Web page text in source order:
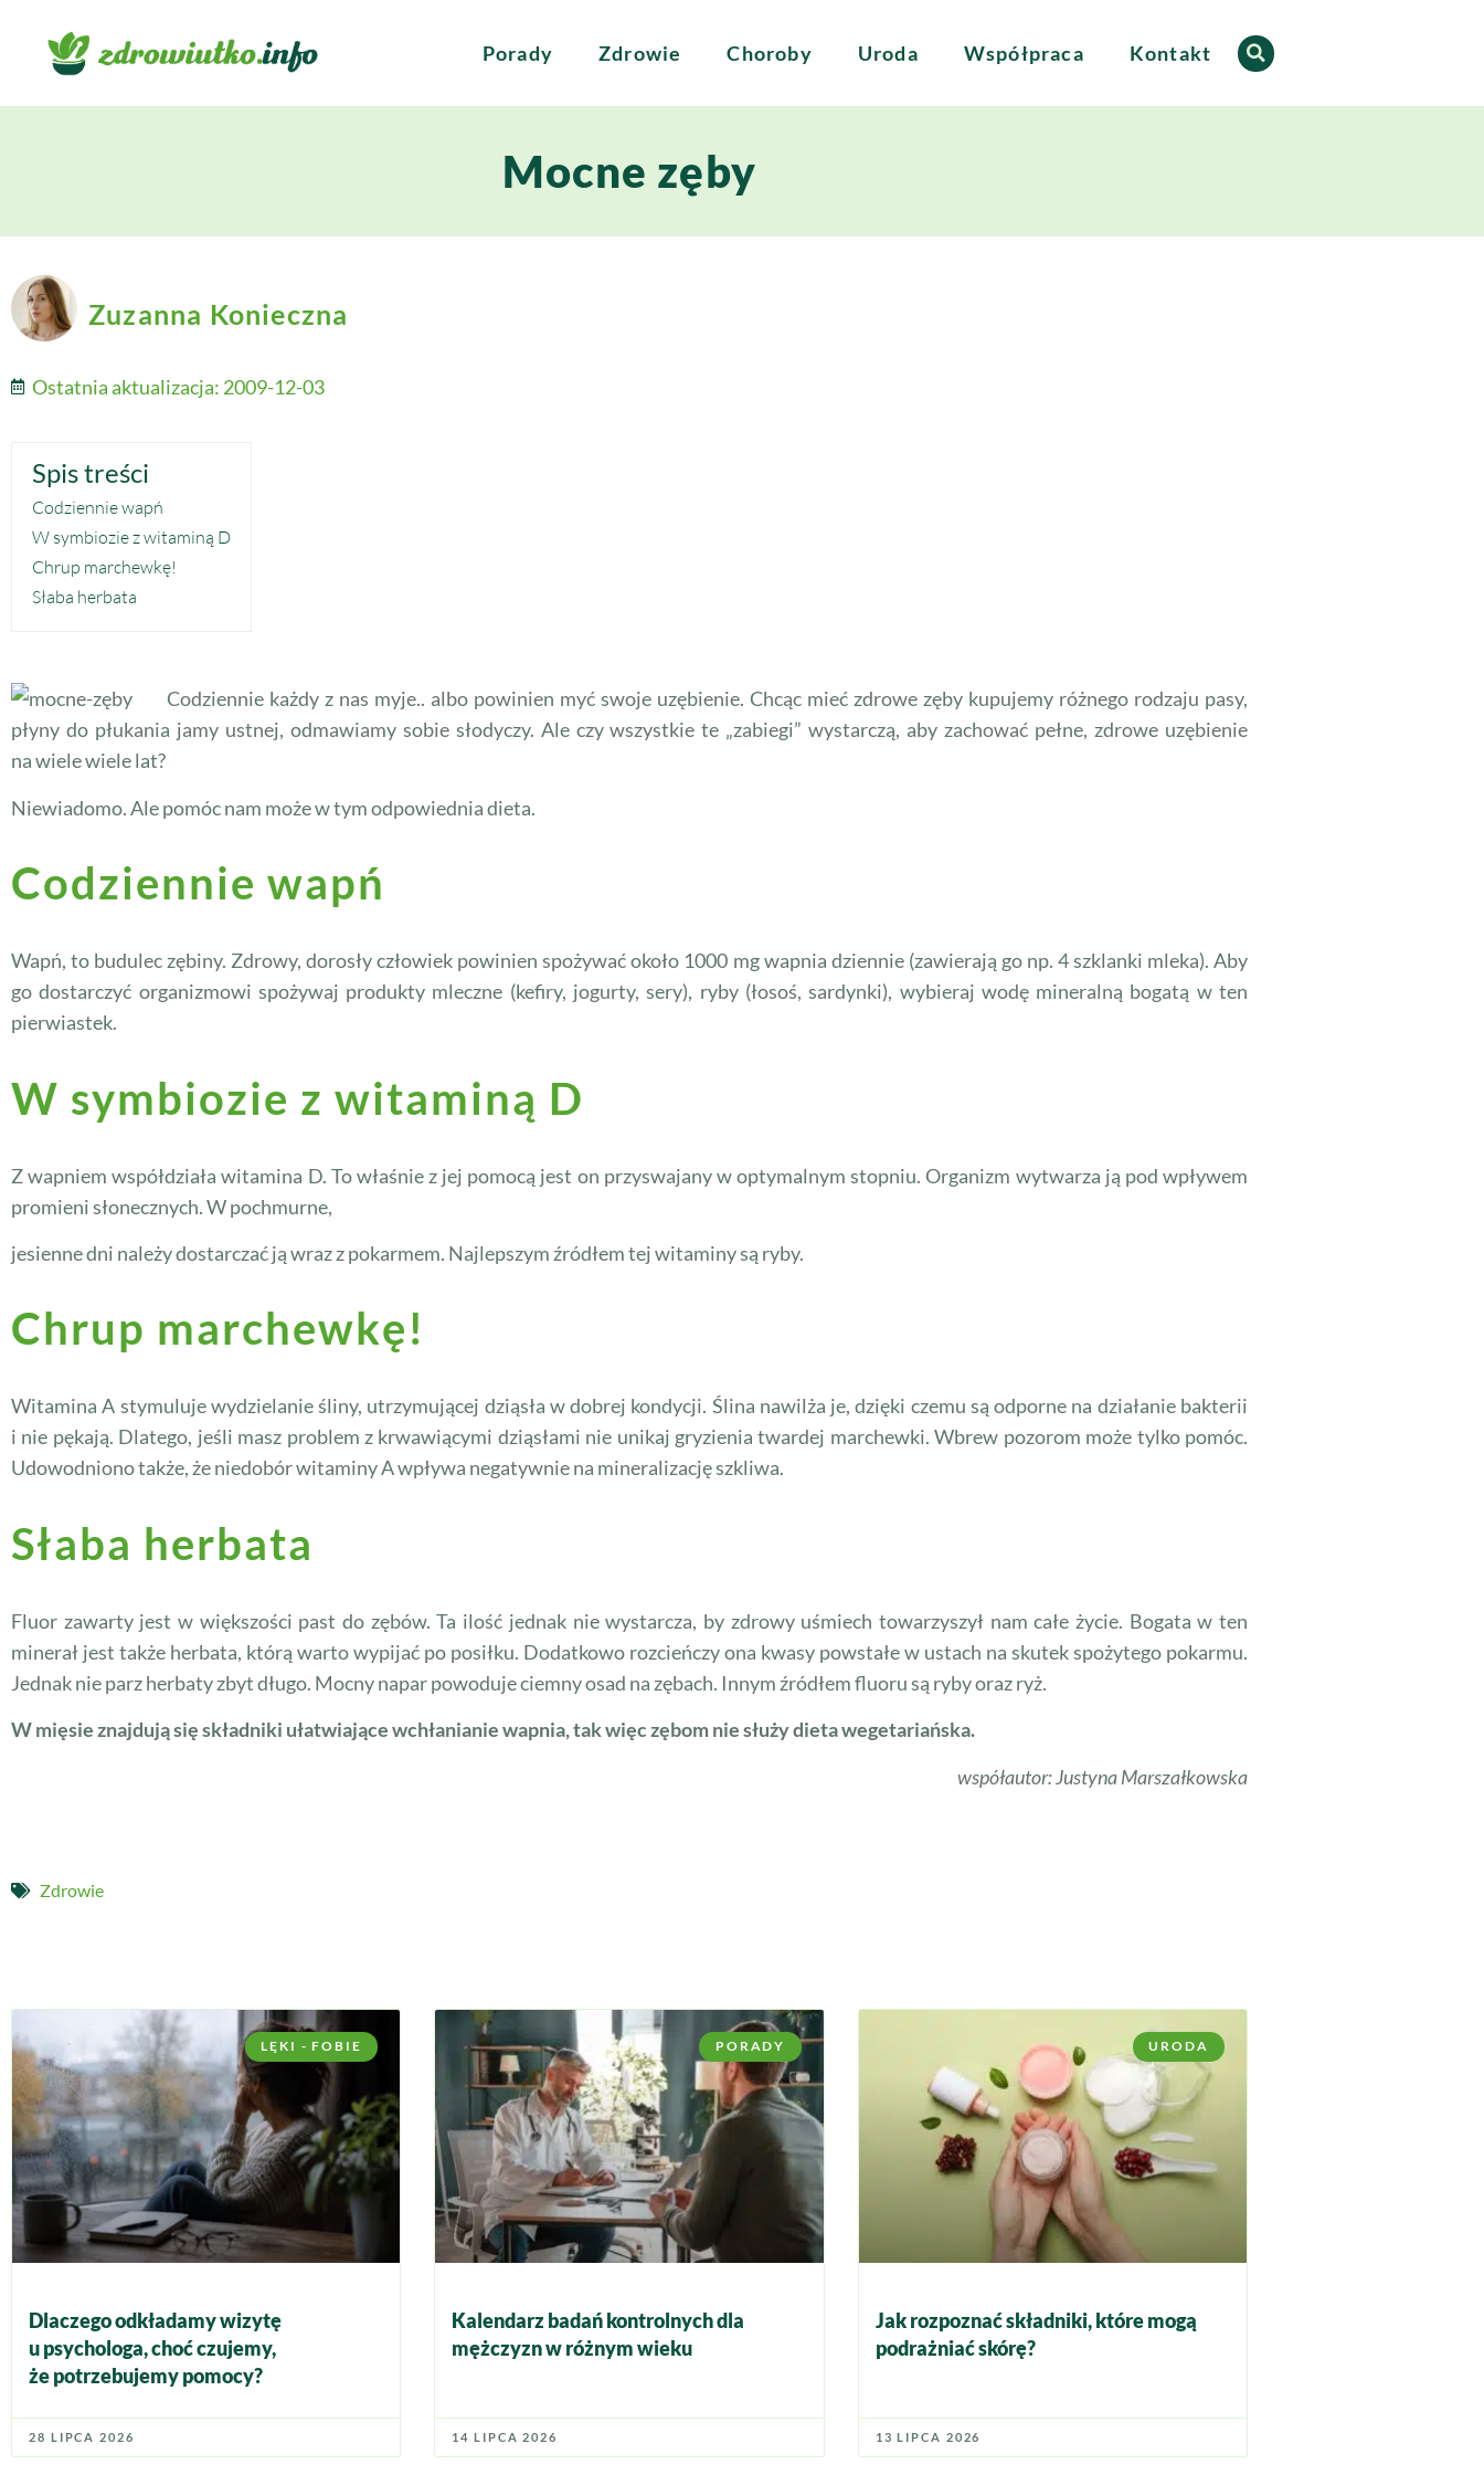
Porady Zdrowie Choroby Uroda Współpraca Kontakt
Mocne zęby
Zuzanna Konieczna
Ostatnia aktualizacja: 2009-12-03
Spis treści
Codziennie wapń
W symbiozie z witaminą D
Chrup marchewkę!
Słaba herbata
Codziennie każdy z nas myje.. albo powinien myć swoje uzębienie. Chcąc mieć zdrowe zęby kupujemy różnego rodzaju pasy,
płyny do płukania jamy ustnej, odmawiamy sobie słodyczy. Ale czy wszystkie te „zabiegi” wystarczą, aby zachować pełne, zdrowe uzębienie
na wiele wiele lat?
Niewiadomo. Ale pomóc nam może w tym odpowiednia dieta.
Codziennie wapń
Wapń, to budulec zębiny. Zdrowy, dorosły człowiek powinien spożywać około 1000 mg wapnia dziennie (za­wierają go np. 4 szklanki mleka). Aby
go dostarczyć organizmowi spożywaj produkty mleczne (kefiry, jogurty, sery), ryby (łosoś, sardynki), wybieraj wodę mineralną bogatą w ten
pierwiastek.
W symbiozie z witaminą D
Z wapniem współdziała witamina D. To właśnie z jej pomocą jest on przy­swajany w optymalnym stopniu. Organizm wytwarza ją pod wpływem
promieni słonecznych. W pochmurne,
jesienne dni należy dostarczać ją wraz z pokarmem. Najlepszym źródłem tej witaminy są ryby.
Chrup marchewkę!
Witamina A stymuluje wydzielanie śliny, utrzymującej dziąsła w dobrej kondycji. Ślina nawilża je, dzięki czemu są odporne na działanie bakterii
i nie pękają. Dlatego, jeśli masz problem z krwawiącymi dziąsłami nie unikaj gryzienia twardej marchewki. Wbrew pozorom może tylko pomóc.
Udowodniono także, że niedobór witaminy A wpływa negatywnie na mi­neralizację szkliwa.
Słaba herbata
Fluor zawarty jest w większości past do zębów. Ta ilość jednak nie wystarcza, by zdrowy uśmiech towarzyszył nam całe życie. Bogata w ten
minerał jest także herbata, którą warto wypijać po posiłku. Dodatkowo rozcieńczy ona kwasy powstałe w ustach na skutek spożytego pokarmu.
Jednak nie parz herbaty zbyt długo. Mocny napar powoduje ciemny osad na zębach. Innym źródłem fluoru są ryby oraz ryż.
W mięsie znajdują się składniki ułatwiające wchłanianie wapnia, tak więc zębom nie służy dieta wegetariańska.
współautor: Justyna Marszałkowska
Zdrowie
LĘKI - FOBIE
Dlaczego odkładamy wizytę
u psychologa, choć czujemy,
że potrzebujemy pomocy?
28 LIPCA 2026
PORADY
Kalendarz badań kontrolnych dla
mężczyzn w różnym wieku
14 LIPCA 2026
URODA
Jak rozpoznać składniki, które mogą
podrażniać skórę?
13 LIPCA 2026